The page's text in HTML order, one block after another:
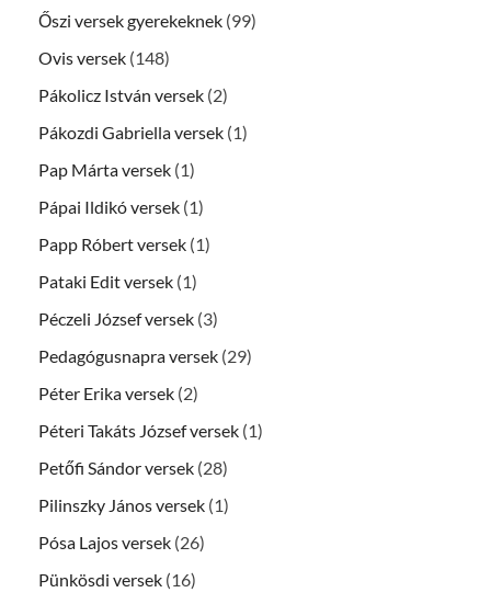
Őszi versek gyerekeknek (99)
Ovis versek (148)
Pákolicz István versek (2)
Pákozdi Gabriella versek (1)
Pap Márta versek (1)
Pápai Ildikó versek (1)
Papp Róbert versek (1)
Pataki Edit versek (1)
Péczeli József versek (3)
Pedagógusnapra versek (29)
Péter Erika versek (2)
Péteri Takáts József versek (1)
Petőfi Sándor versek (28)
Pilinszky János versek (1)
Pósa Lajos versek (26)
Pünkösdi versek (16)